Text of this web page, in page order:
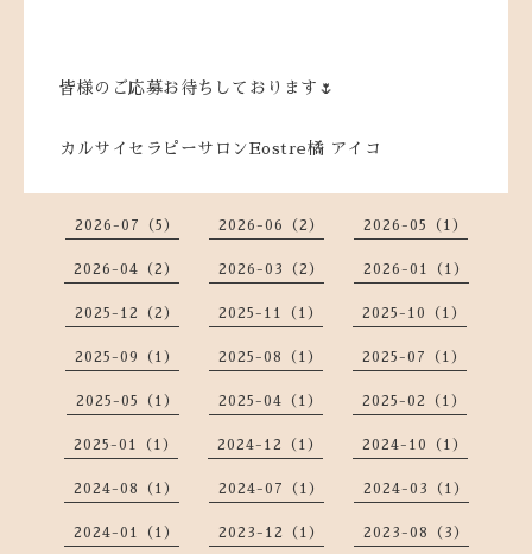
皆様のご応募お待ちしております🌷
カルサイセラピーサロンEostre橘 アイコ
2026-07（5） 2026-06（2） 2026-05（1）
2026-04（2） 2026-03（2） 2026-01（1）
2025-12（2） 2025-11（1） 2025-10（1）
2025-09（1） 2025-08（1） 2025-07（1）
2025-05（1） 2025-04（1） 2025-02（1）
2025-01（1） 2024-12（1） 2024-10（1）
2024-08（1） 2024-07（1） 2024-03（1）
2024-01（1） 2023-12（1） 2023-08（3）